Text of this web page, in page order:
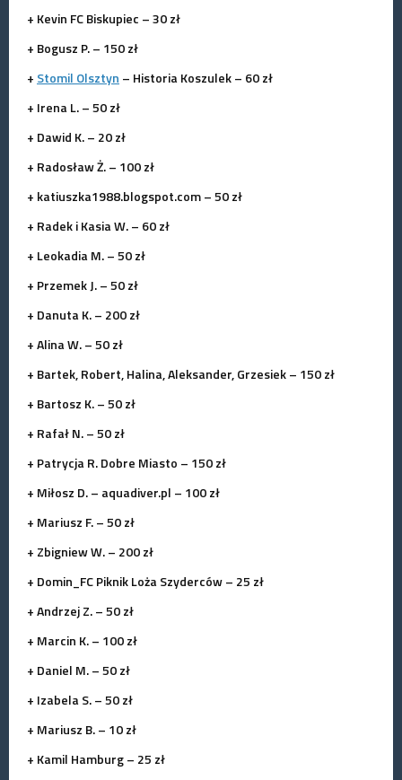
+ Kevin FC Biskupiec – 30 zł
+ Bogusz P. – 150 zł
+ Stomil Olsztyn – Historia Koszulek – 60 zł
+ Irena L. – 50 zł
+ Dawid K. – 20 zł
+ Radosław Ż. – 100 zł
+ katiuszka1988.blogspot.com – 50 zł
+ Radek i Kasia W. – 60 zł
+ Leokadia M. – 50 zł
+ Przemek J. – 50 zł
+ Danuta K. – 200 zł
+ Alina W. – 50 zł
+ Bartek, Robert, Halina, Aleksander, Grzesiek – 150 zł
+ Bartosz K. – 50 zł
+ Rafał N. – 50 zł
+ Patrycja R. Dobre Miasto – 150 zł
+ Miłosz D. – aquadiver.pl – 100 zł
+ Mariusz F. – 50 zł
+ Zbigniew W. – 200 zł
+ Domin_FC Piknik Loża Szyderców – 25 zł
+ Andrzej Z. – 50 zł
+ Marcin K. – 100 zł
+ Daniel M. – 50 zł
+ Izabela S. – 50 zł
+ Mariusz B. – 10 zł
+ Kamil Hamburg – 25 zł